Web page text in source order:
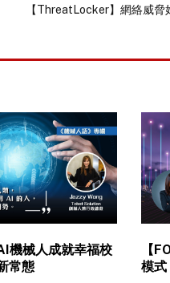
【ThreatLocker】網絡威
機械人成就幸福校
常態
【
模